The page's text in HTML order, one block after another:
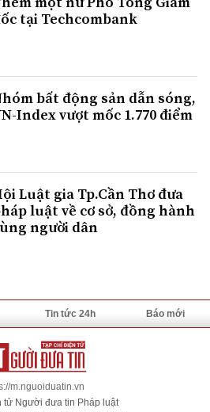
tại Techcombank
bất động sản dẫn sóng,
Index vượt mốc 1.770 điểm
Luật gia Tp.Cần Thơ đưa
luật về cơ sở, đồng hành
người dân
Tin tức 24h Báo mới
m.nguoiduatin.vn
tử Người đưa tin Pháp luật